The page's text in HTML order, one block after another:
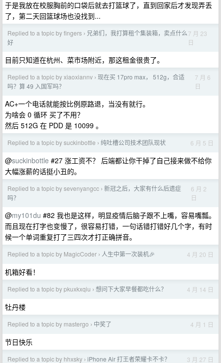
于是我放在校服胸前的口袋后就去打篮球了，直到回家后才发现弄丢
了，第二天回篮球场也没找到...
Replied to a topic by fingers › 兄弟们，我打算租个集装箱，卖点什么
好
7 月 23
日
目前只知道在杭州、菜市场附近，那这租金很贵了。
Replied to a topic by xiaoxiannv › 现在买 17pro max， 512g，合适
吗？算 49 入国军吗？
7 月 6
日
AC+一个电话就能按比例原路退，当没有就行。
为啥会 0 循环 买了不用？
然后 512G 在 PDD 是 10099 。
Replied to a topic by suckinbottle › 纯吐槽公司技术团队现状 6 月 5 日
@suckinbottle #27 涨工资不？ 后端都让你干掉了自己接来做不给你
大幅涨薪的话挺小丑的。
Replied to a topic by sevenyangcc › 新冠之后，大家有什么后遗症
吗？
6 月 2
日
@my101du #82 我也是这样，明显疫情后脑子跟不上嘴，容易嘴瓢。
而且现在打字也变慢了，很容易打错，一句话错打错好几个字，有时
候一个单词重复打了三四次才打正确拼音。
Replied to a topic by MagicCoder › 人生中第一次装机🎉 4 月 20 日
机箱好看！
Replied to a topic by pkuxkxqiu › 想问下大家早餐都吃什么？ 4 月 14 日
牡丹楼
Replied to a topic by mastergo › 中奖了 4 月 1 日
节日快乐
Replied to a topic by hhxsky › iPhone Air 打王者荣耀卡不卡？ 3 月 27 日